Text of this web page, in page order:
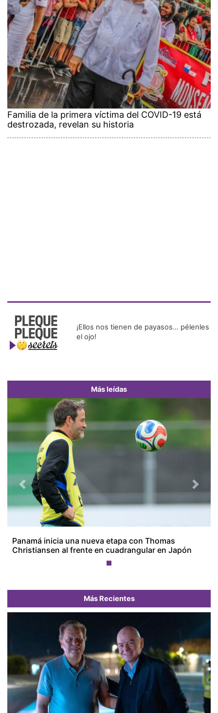
Familia de la primera víctima del COVID-19 está
destrozada, revelan su historia
¡Ellos nos tienen de payasos… pélenles
el ojo!
Más leídas
Panamá inicia una nueva etapa con Thomas
Christiansen al frente en cuadrangular en Japón
Previous Next
Más Recientes